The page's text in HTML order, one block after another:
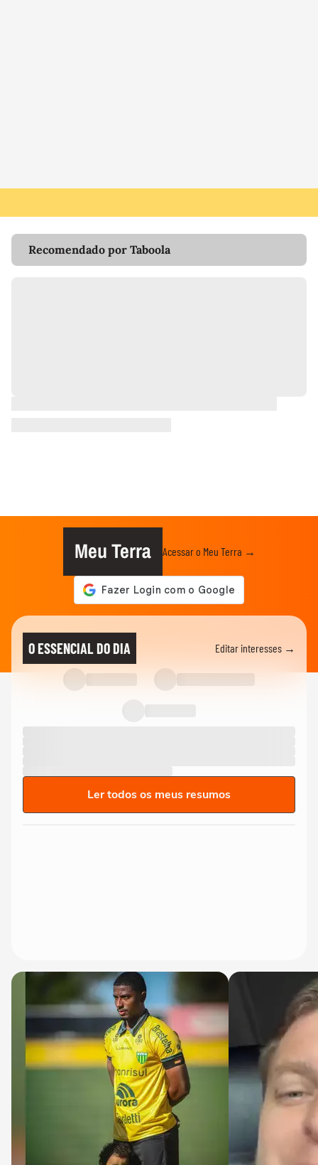
Recomendado por Taboola
Meu Terra Acessar o Meu Terra →
O ESSENCIAL DO DIA Editar interesses →
Ler todos os meus resumos